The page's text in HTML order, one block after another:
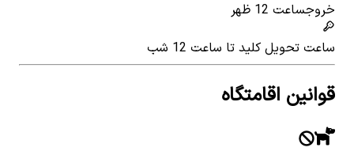
خروجساعت 12 ظهر
ساعت تحویل کلید تا ساعت 12 شب
قوانین اقامتگاه